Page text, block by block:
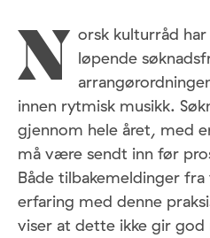
N
orsk kulturråd
løpende
innen rytmisk musikk.
gjennom hele året, med
må være sendt inn før
Både tilbakemeldinger
erfaring med denne
viser at dette ikke gir